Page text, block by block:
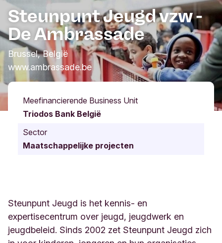
Steunpunt Jeugd vzw -
De Ambrassade
Brussel, België
www.ambrassade.be
Meefinancierende Business Unit
Triodos Bank België
Sector
Maatschappelijke projecten
Steunpunt Jeugd is het kennis- en
expertisecentrum over jeugd, jeugdwerk en
jeugdbeleid. Sinds 2002 zet Steunpunt Jeugd zich